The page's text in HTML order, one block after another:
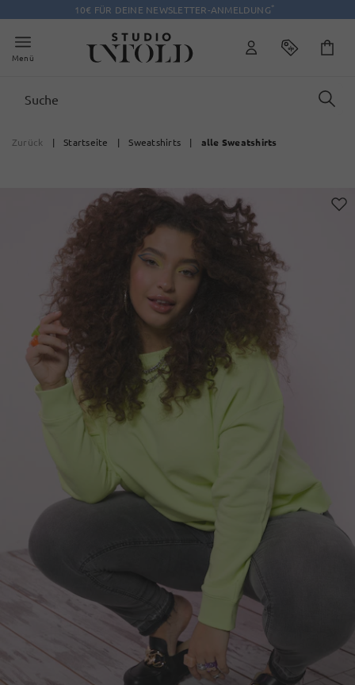
10€ FÜR DEINE NEWSLETTER-ANMELDUNG*
Menü
Zurück | Startseite | Sweatshirts | alle Sweatshirts